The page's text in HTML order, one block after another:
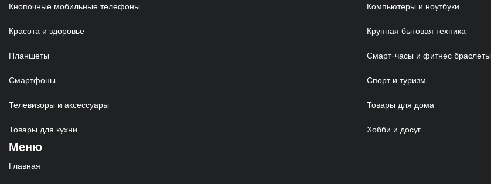
Кнопочные мобильные телефоны Компьютеры и ноутбуки
Красота и здоровье Крупная бытовая техника
Планшеты Смарт-часы и фитнес браслеты
Смартфоны Спорт и туризм
Телевизоры и аксессуары Товары для дома
Товары для кухни Хобби и досуг
Меню
Главная